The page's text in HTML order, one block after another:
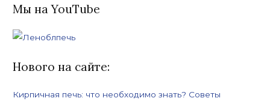
r
c
f
r
Мы на YouTube
Нового на сайте:
Кирпичная печь: что необходимо знать? Советы